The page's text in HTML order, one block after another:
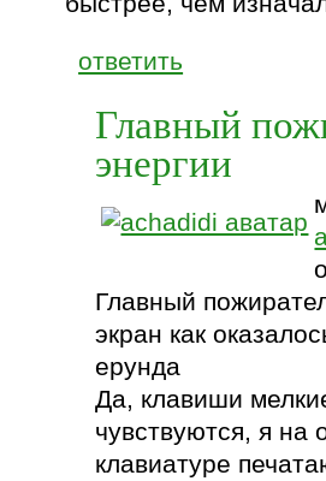
ответить
Главный
энергии
Главный
экран как
ерунда
Да, клавиши
чувствуются, я на
клавиатуре